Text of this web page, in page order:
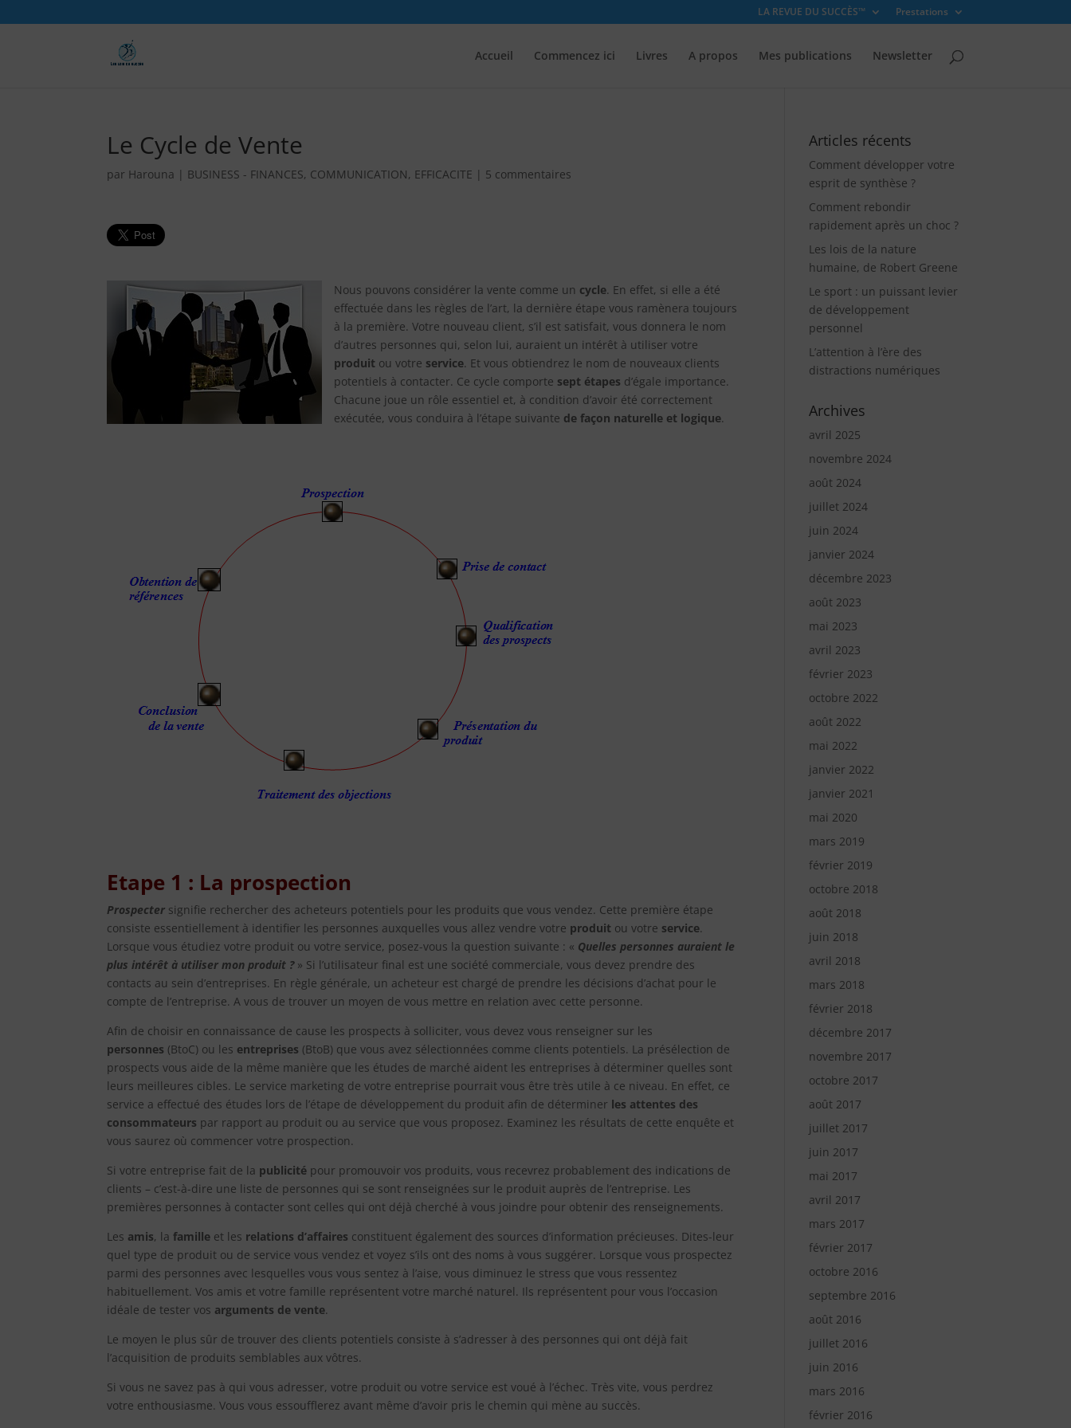
LA REVUE DU SUCCÈS™ Prestations
Accueil Commencez ici Livres A propos Mes publications Newsletter
Le Cycle de Vente
par Harouna | BUSINESS - FINANCES, COMMUNICATION, EFFICACITE | 5 commentaires
Nous pouvons considérer la vente comme un cycle. En effet, si elle a été
effectuée dans les règles de l’art, la dernière étape vous ramènera toujours
à la première. Votre nouveau client, s’il est satisfait, vous donnera le nom
d’autres personnes qui, selon lui, auraient un intérêt à utiliser votre
produit ou votre service. Et vous obtiendrez le nom de nouveaux clients
potentiels à contacter. Ce cycle comporte sept étapes d’égale importance.
Chacune joue un rôle essentiel et, à condition d’avoir été correctement
exécutée, vous conduira à l’étape suivante de façon naturelle et logique.
Etape 1 : La prospection
Prospecter signifie rechercher des acheteurs potentiels pour les produits que vous vendez. Cette première étape
consiste essentiellement à identifier les personnes auxquelles vous allez vendre votre produit ou votre service.
Lorsque vous étudiez votre produit ou votre service, posez-vous la question suivante : « Quelles personnes auraient le
plus intérêt à utiliser mon produit ?» Si l’utilisateur final est une société commerciale, vous devez prendre des
contacts au sein d’entreprises. En règle générale, un acheteur est chargé de prendre les décisions d’achat pour le
compte de l’entreprise. A vous de trouver un moyen de vous mettre en relation avec cette personne.
Afin de choisir en connaissance de cause les prospects à solliciter, vous devez vous renseigner sur les
personnes (BtoC) ou les entreprises (BtoB) que vous avez sélectionnées comme clients potentiels. La présélection de
prospects vous aide de la même manière que les études de marché aident les entreprises à déterminer quelles sont
leurs meilleures cibles. Le service marketing de votre entreprise pourrait vous être très utile à ce niveau. En effet, ce
service a effectué des études lors de l’étape de développement du produit afin de déterminer les attentes des
consommateurs par rapport au produit ou au service que vous proposez. Examinez les résultats de cette enquête et
vous saurez où commencer votre prospection.
Si votre entreprise fait de la publicité pour promouvoir vos produits, vous recevrez probablement des indications de
clients – c’est-à-dire une liste de personnes qui se sont renseignées sur le produit auprès de l’entreprise. Les
premières personnes à contacter sont celles qui ont déjà cherché à vous joindre pour obtenir des renseignements.
Les amis, la famille et les relations d’affaires constituent également des sources d’information précieuses. Dites-leur
quel type de produit ou de service vous vendez et voyez s’ils ont des noms à vous suggérer. Lorsque vous prospectez
parmi des personnes avec lesquelles vous vous sentez à l’aise, vous diminuez le stress que vous ressentez
habituellement. Vos amis et votre famille représentent votre marché naturel. Ils représentent pour vous l’occasion
idéale de tester vos arguments de vente.
Le moyen le plus sûr de trouver des clients potentiels consiste à s’adresser à des personnes qui ont déjà fait
l’acquisition de produits semblables aux vôtres.
Si vous ne savez pas à qui vous adresser, votre produit ou votre service est voué à l’échec. Très vite, vous perdrez
votre enthousiasme. Vous vous essoufflerez avant même d’avoir pris le chemin qui mène au succès.
Articles récents
Comment développer votre
esprit de synthèse ?
Comment rebondir
rapidement après un choc ?
Les lois de la nature
humaine, de Robert Greene
Le sport : un puissant levier
de développement
personnel
L’attention à l’ère des
distractions numériques
Archives
avril 2025
novembre 2024
août 2024
juillet 2024
juin 2024
janvier 2024
décembre 2023
août 2023
mai 2023
avril 2023
février 2023
octobre 2022
août 2022
mai 2022
janvier 2022
janvier 2021
mai 2020
mars 2019
février 2019
octobre 2018
août 2018
juin 2018
avril 2018
mars 2018
février 2018
décembre 2017
novembre 2017
octobre 2017
août 2017
juillet 2017
juin 2017
mai 2017
avril 2017
mars 2017
février 2017
octobre 2016
septembre 2016
août 2016
juillet 2016
juin 2016
mars 2016
février 2016